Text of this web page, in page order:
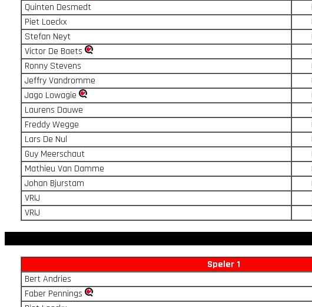
Quinten Desmedt
Piet Loeckx
Stefan Neyt
Victor De Baets
Ronny Stevens
Jeffry Vandromme
Jago Lowagie
Laurens Dauwe
Freddy Wegge
Lars De Nul
Guy Meerschaut
Mathieu Van Damme
Johan Bjurstam
VRIJ
VRIJ
Speler 1
Bert Andries
Faber Pennings